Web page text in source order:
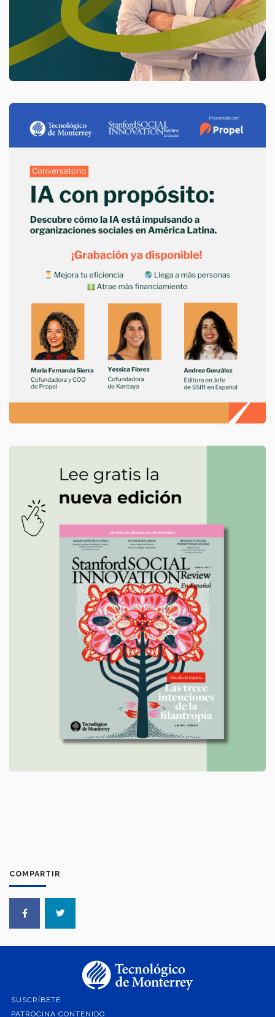
COMPARTIR
SUSCRÍBETE
PATROCINA CONTENIDO